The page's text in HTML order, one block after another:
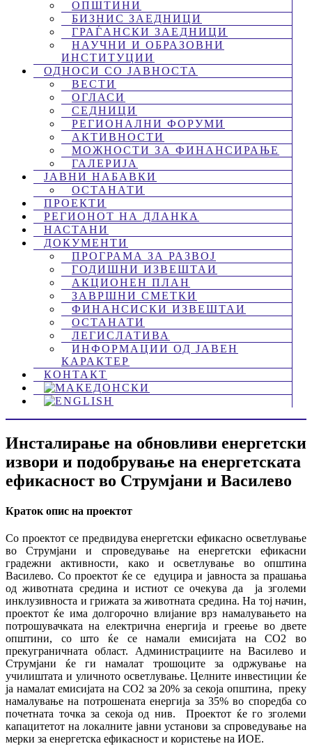
ОПШТИНИ
БИЗНИС ЗАЕДНИЦИ
ГРАЃАНСКИ ЗАЕДНИЦИ
НАУЧНИ И ОБРАЗОВНИ
ИНСТИТУЦИИ
ОДНОСИ СО ЈАВНОСТА
ВЕСТИ
ОГЛАСИ
СЕДНИЦИ
РЕГИОНАЛНИ ФОРУМИ
АКТИВНОСТИ
МОЖНОСТИ ЗА ФИНАНСИРАЊЕ
ГАЛЕРИЈА
ЈАВНИ НАБАВКИ
ОСТАНАТИ
ПРОЕКТИ
РЕГИОНОТ НА ДЛАНКА
НАСТАНИ
ДОКУМЕНТИ
ПРОГРАМА ЗА РАЗВОЈ
ГОДИШНИ ИЗВЕШТАИ
АКЦИОНЕН ПЛАН
ЗАВРШНИ СМЕТКИ
ФИНАНСИСКИ ИЗВЕШТАИ
ОСТАНАТИ
ЛЕГИСЛАТИВА
ИНФОРМАЦИИ ОД ЈАВЕН
КАРАКТЕР
КОНТАКТ
Инсталирање на обновливи енергетски
извори и подобрување на енергетската
ефикасност во Струмјани и Василево
Краток опис на проектот
Со проектот се предвидува енергетски ефикасно осветлување
во Струмјани и спроведување на енергетски ефикасни
градежни активности, како и осветлување во општина
Василево. Со проектот ќе се едуцира и јавноста за прашања
од животната средина и истиот се очекува да ја зголеми
инклузивноста и грижата за животната средина. На тој начин,
проектот ќе има долгорочно влијание врз намалувањето на
потрошувачката на електрична енергија и греење во двете
општини, со што ќе се намали емисијата на CO2 во
прекуграничната област. Администрациите на Василево и
Струмјани ќе ги намалат трошоците за одржување на
училиштата и уличното осветлување. Целните инвестиции ќе
ја намалат емисијата на CO2 за 20% за секоја општина, преку
намалување на потрошената енергија за 35% во споредба со
почетната точка за секоја од нив. Проектот ќе го зголеми
капацитетот на локалните јавни установи за спроведување на
мерки за енергетска ефикасност и користење на ИОЕ.